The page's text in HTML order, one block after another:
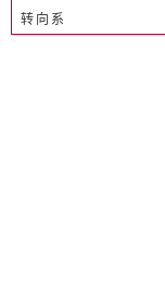
转向系